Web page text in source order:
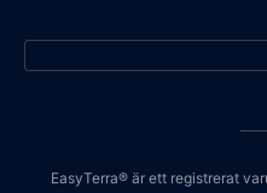
EasyTerra® är ett registrerat